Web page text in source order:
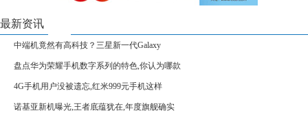
最新资讯
中端机竟然有高科技？三星新一代Galaxy
盘点华为荣耀手机数字系列的特色,你认为哪款
4G手机用户没被遗忘,红米999元手机这样
诺基亚新机曝光,王者底蕴犹在,年度旗舰确实